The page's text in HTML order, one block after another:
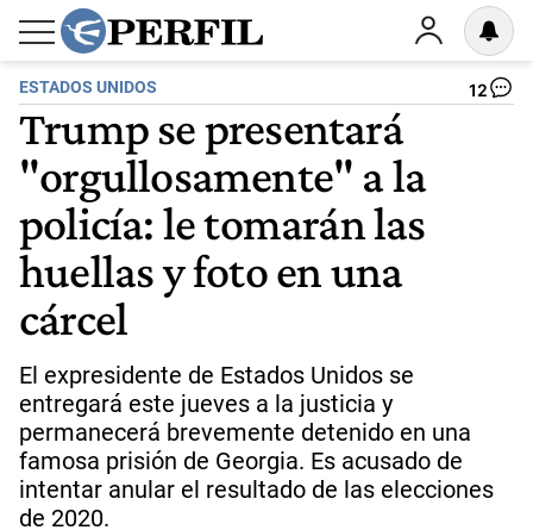
ESTADOS UNIDOS 12
Trump se presentará
"orgullosamente" a la
policía: le tomarán las
huellas y foto en una
cárcel
El expresidente de Estados Unidos se
entregará este jueves a la justicia y
permanecerá brevemente detenido en una
famosa prisión de Georgia. Es acusado de
intentar anular el resultado de las elecciones
de 2020.